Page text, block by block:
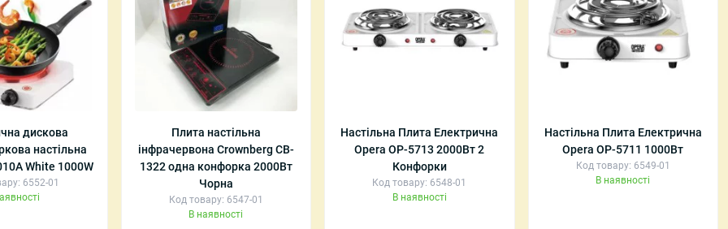
дискова
настільна
White 1000W
6552-01
Плита настільна
інфрачервона Crownberg CB-
1322 одна конфорка 2000Вт
Чорна
Код товару: 6547-01
В наявності
Настільна Плита Електрична
Opera OP-5713 2000Вт 2
Конфорки
Код товару: 6548-01
В наявності
Настільна Плита Електрична
Opera OP-5711 1000Вт
Код товару: 6549-01
В наявності